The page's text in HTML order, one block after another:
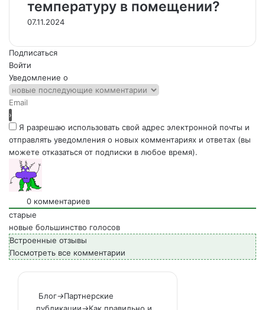
температуру в помещении?
07.11.2024
Подписаться
Войти
Уведомление о
Я разрешаю использовать свой адрес электронной почты и
отправлять уведомления о новых комментариях и ответах (вы
можете отказаться от подписки в любое время).
0 комментариев
старые
новые большинство голосов
Встроенные отзывы
Посмотреть все комментарии